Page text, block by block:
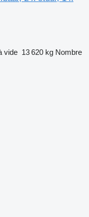
vide 13 620 kg Nombre